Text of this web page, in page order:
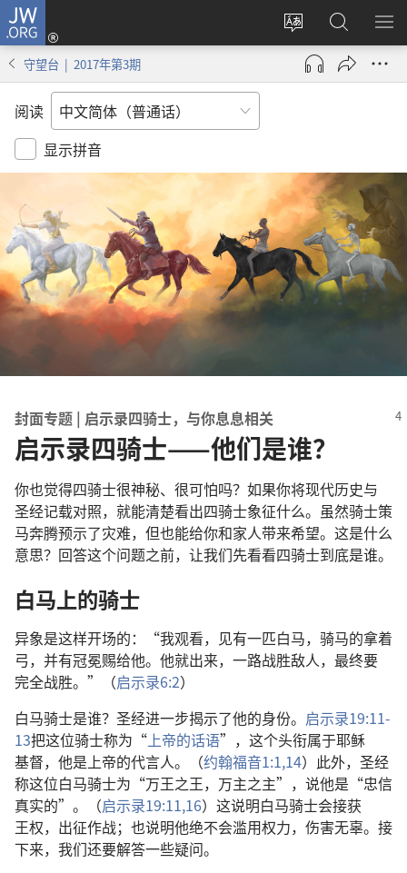
JW.ORG
更
改
网
登
录
（打
搜
索
JW.ORG
显
守望台 | 2017年第3期
阅读
显示拼音
封面专题 | 启示录四骑士， 与你息息相关
启示录四骑士——他们是谁？
你也觉得四骑士很神秘、 很可怕吗？ 如果你将现代历史与
圣经记载对照， 就能清楚看出四骑士象征什么。 虽然骑士策
马奔腾预示了灾难， 但也能给你和家人带来希望。 这是什么
意思？ 回答这个问题之前， 让我们先看看四骑士到底是谁。
白马上的骑士
异象是这样开场的：“我观看， 见有一匹白马， 骑马的拿着
弓， 并有冠冕赐给他。 他就出来， 一路战胜敌人， 最终要
完全战胜。”（启示录6:2）
白马骑士是谁？ 圣经进一步揭示了他的身份。 启示录19:11-
13把这位骑士称为 “上帝的话语”， 这个头衔属于耶稣
基督， 他是上帝的代言人。（约翰福音1:1,14） 此外， 圣经
称这位白马骑士为 “万王之王， 万主之主”， 说他是 “忠信
真实的”。（启示录19:11,16） 这说明白马骑士会接获
王权， 出征作战； 也说明他绝不会滥用权力， 伤害无辜。 接
下来， 我们还要解答一些疑问。